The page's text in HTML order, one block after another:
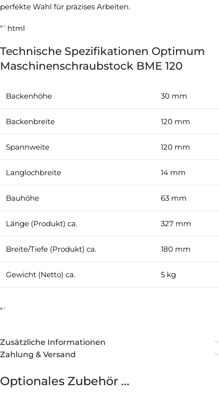
perfekte Wahl für präzises Arbeiten.
“`html
Technische Spezifikationen Optimum
Maschinenschraubstock BME 120
Backenhöhe 30 mm
Backenbreite 120 mm
Spannweite 120 mm
Langlochbreite 14 mm
Bauhöhe 63 mm
Länge (Produkt) ca. 327 mm
Breite/Tiefe (Produkt) ca. 180 mm
Gewicht (Netto) ca. 5 kg
“`
Zusätzliche Informationen
Zahlung & Versand
Optionales Zubehör …